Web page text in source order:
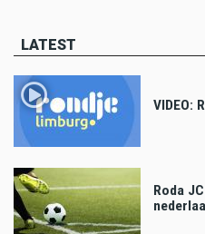
LATEST
VIDEO:
Roda